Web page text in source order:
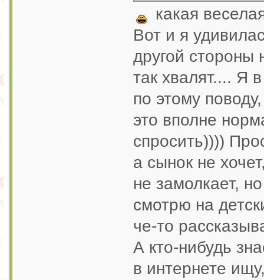
какая
Вот и я
другой стороны
так хвалят.... Я
по этому
это вполне
спросить))))
а сынок не
не замолкает,
смотрю на
че-то
А кто-нибудь
в интернете